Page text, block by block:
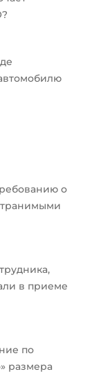
о
в приеме
по
размера